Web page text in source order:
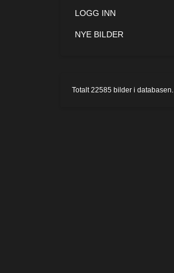
LOGG INN
NYE BILDER
Totalt22585 bilder i databasen.